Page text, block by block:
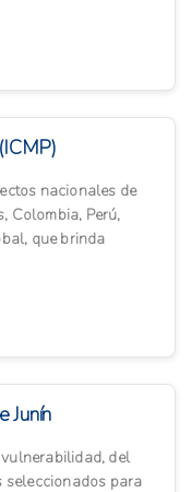
nacionales de
Colombia, Perú,
que brinda
Junín
del
seleccionados para